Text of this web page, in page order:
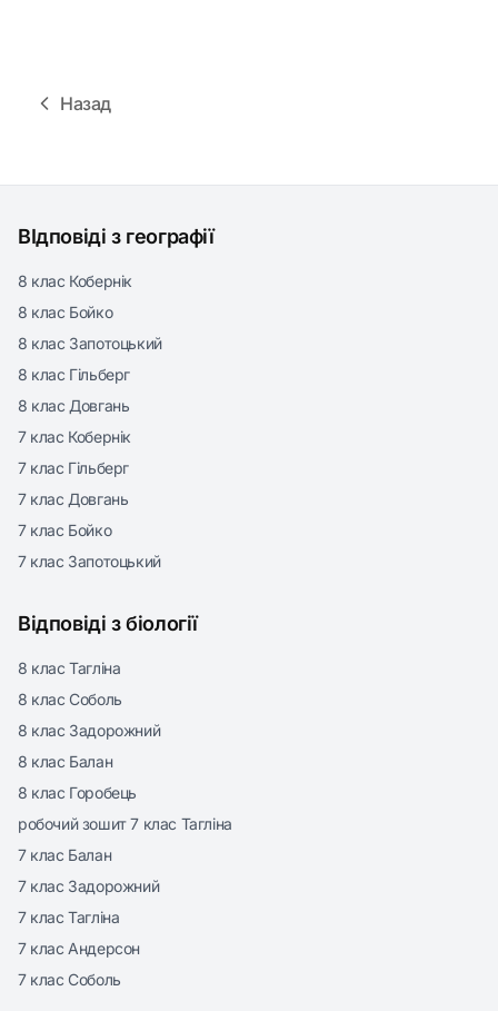
Назад
ВІдповіді з географії
8 клас Кобернік
8 клас Бойко
8 клас Запотоцький
8 клас Гільберг
8 клас Довгань
7 клас Кобернік
7 клас Гільберг
7 клас Довгань
7 клас Бойко
7 клас Запотоцький
Відповіді з біології
8 клас Тагліна
8 клас Соболь
8 клас Задорожний
8 клас Балан
8 клас Горобець
робочий зошит 7 клас Тагліна
7 клас Балан
7 клас Задорожний
7 клас Тагліна
7 клас Андерсон
7 клас Соболь